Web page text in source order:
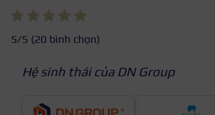
5/5 (20 bình chọn)
Hệ sinh thái của DN Group